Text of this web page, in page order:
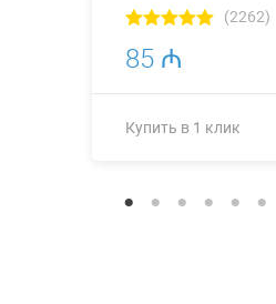
(2262)
85 ₼
Купить в 1 клик